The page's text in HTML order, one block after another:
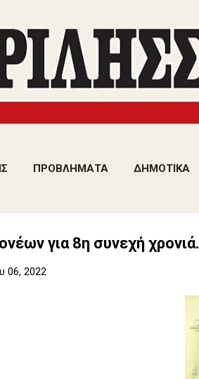
ΠΡΟΒΛΗΜΑΤΑ ΔΗΜΟΤΙΚΑ
για 8η συνεχή χρονιά.
06, 2022